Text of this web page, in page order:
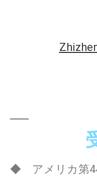
◆ アメリカ第